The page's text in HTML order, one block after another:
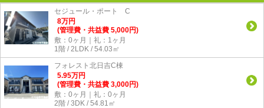
セジュール・ポート C
8万円
(管理費・共益費 5,000円)
敷：0ヶ月｜礼：1ヶ月
1階 / 2LDK / 54.03㎡
フォレスト北日吉C棟
5.95万円
(管理費・共益費 3,000円)
敷：0ヶ月｜礼：0ヶ月
2階 / 3DK / 54.81㎡